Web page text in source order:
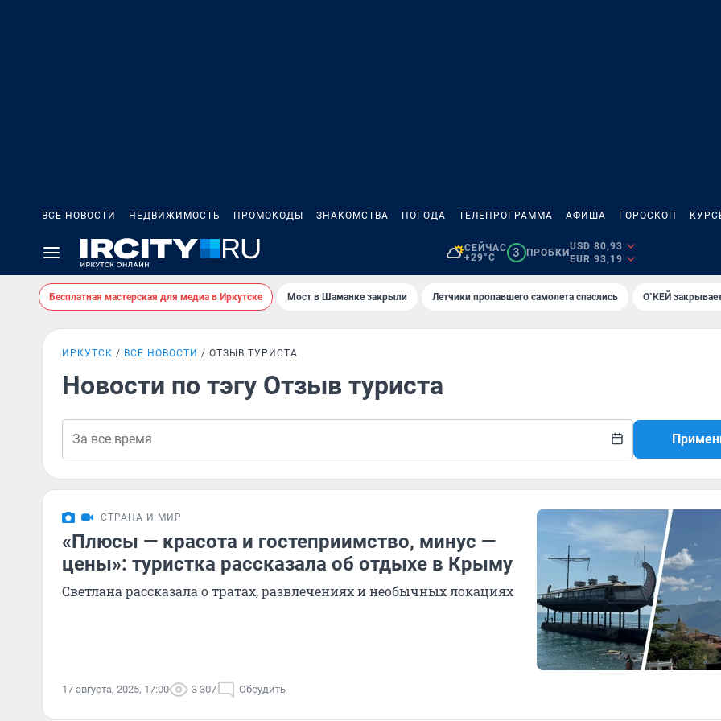
ВСЕ НОВОСТИ НЕДВИЖИМОСТЬ ПРОМОКОДЫ ЗНАКОМСТВА ПОГОДА ТЕЛЕПРОГРАММА АФИША ГОРОСКОП
СЕЙЧАС
+29°C
3 ПРОБКИ
USD 80,93
EUR 93,19
Бесплатная мастерская для медиа в Иркутске Мост в Шаманке закрыли Летчики пропавшего самолета спаслись О`КЕЙ
ИРКУТСК ВСЕ НОВОСТИ ОТЗЫВ ТУРИСТА
Новости по тэгу Отзыв туриста
СТРАНА И МИР
«Плюсы — красота и гостеприимство, минус —
цены»: туристка рассказала об отдыхе в Крыму
Светлана рассказала о тратах, развлечениях и необычных локациях
17 августа, 2025, 17:00 3 307 Обсудить